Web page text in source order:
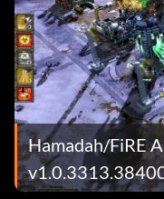
Hamadah/FiRE